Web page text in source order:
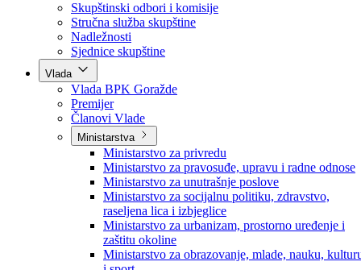
Poslanici po strankama
Poslanici po klubovima naroda
Kolegij skupštine
Skupštinski odbori i komisije
Stručna služba skupštine
Nadležnosti
Sjednice skupštine
Vlada
Vlada BPK Goražde
Premijer
Članovi Vlade
Ministarstva
Ministarstvo za privredu
Ministarstvo za pravosuđe, upravu i radne odnose
Ministarstvo za unutrašnje poslove
Ministarstvo za socijalnu politiku, zdravstvo,
raseljena lica i izbjeglice